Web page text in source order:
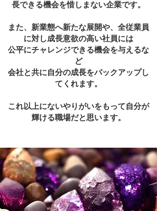
長できる機会を惜しまない企業です。
また、新業態へ新たな展開や、全従業員
に対し成長意欲の高い社員には
公平にチャレンジできる機会を与えるな
ど
会社と共に自分の成長をバックアップし
てくれます。
これ以上にないやりがいをもって自分が
輝ける職場だと思います。